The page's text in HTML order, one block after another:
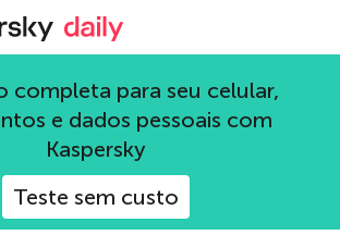
Blog oficial da Kaspersky
completa para seu celular,
e dados pessoais com
Kaspersky
Teste sem custo